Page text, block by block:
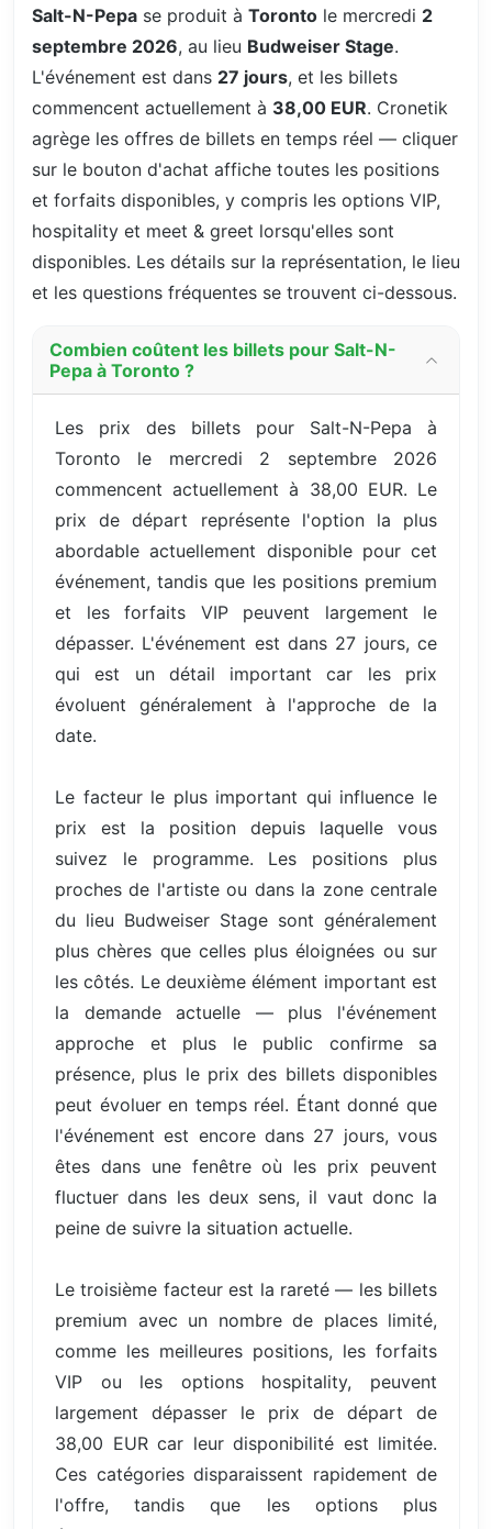
Salt-N-Pepa se produit à Toronto le mercredi 2
septembre 2026, au lieu Budweiser Stage.
L'événement est dans 27 jours, et les billets
commencent actuellement à 38,00 EUR. Cronetik
agrège les offres de billets en temps réel — cliquer
sur le bouton d'achat affiche toutes les positions
et forfaits disponibles, y compris les options VIP,
hospitality et meet & greet lorsqu'elles sont
disponibles. Les détails sur la représentation, le lieu
et les questions fréquentes se trouvent ci-dessous.
Combien coûtent les billets pour Salt-N-
Pepa à Toronto ?
Les prix des billets pour Salt-N-Pepa à
Toronto le mercredi 2 septembre 2026
commencent actuellement à 38,00 EUR. Le
prix de départ représente l'option la plus
abordable actuellement disponible pour cet
événement, tandis que les positions premium
et les forfaits VIP peuvent largement le
dépasser. L'événement est dans 27 jours, ce
qui est un détail important car les prix
évoluent généralement à l'approche de la
date.
Le facteur le plus important qui influence le
prix est la position depuis laquelle vous
suivez le programme. Les positions plus
proches de l'artiste ou dans la zone centrale
du lieu Budweiser Stage sont généralement
plus chères que celles plus éloignées ou sur
les côtés. Le deuxième élément important est
la demande actuelle — plus l'événement
approche et plus le public confirme sa
présence, plus le prix des billets disponibles
peut évoluer en temps réel. Étant donné que
l'événement est encore dans 27 jours, vous
êtes dans une fenêtre où les prix peuvent
fluctuer dans les deux sens, il vaut donc la
peine de suivre la situation actuelle.
Le troisième facteur est la rareté — les billets
premium avec un nombre de places limité,
comme les meilleures positions, les forfaits
VIP ou les options hospitality, peuvent
largement dépasser le prix de départ de
38,00 EUR car leur disponibilité est limitée.
Ces catégories disparaissent rapidement de
l'offre, tandis que les options plus